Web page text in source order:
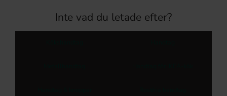
Inte vad du letade efter?